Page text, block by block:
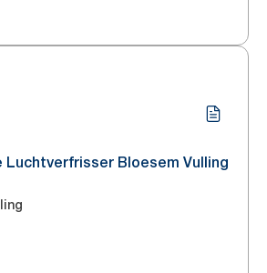
Luchtverfrisser Bloesem Vulling